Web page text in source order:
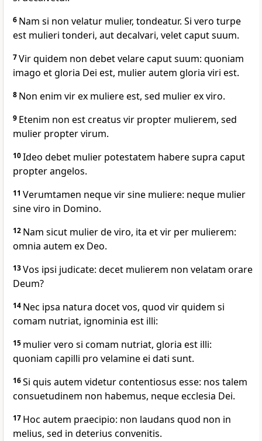
6 Nam si non velatur mulier, tondeatur. Si vero turpe
est mulieri tonderi, aut decalvari, velet caput suum.
7Vir quidem non debet velare caput suum: quoniam
imago et gloria Dei est, mulier autem gloria viri est.
8 Non enim vir ex muliere est, sed mulier ex viro.
9 Etenim non est creatus vir propter mulierem, sed
mulier propter virum.
10Ideo debet mulier potestatem habere supra caput
propter angelos.
11 Verumtamen neque vir sine muliere: neque mulier
sine viro in Domino.
12 Nam sicut mulier de viro, ita et vir per mulierem:
omnia autem ex Deo.
13Vos ipsi judicate: decet mulierem non velatam orare
Deum?
14 Nec ipsa natura docet vos, quod vir quidem si
comam nutriat, ignominia est illi:
15 mulier vero si comam nutriat, gloria est illi:
quoniam capilli pro velamine ei dati sunt.
16Si quis autem videtur contentiosus esse: nos talem
consuetudinem non habemus, neque ecclesia Dei.
17 Hoc autem praecipio: non laudans quod non in
melius, sed in deterius convenitis.